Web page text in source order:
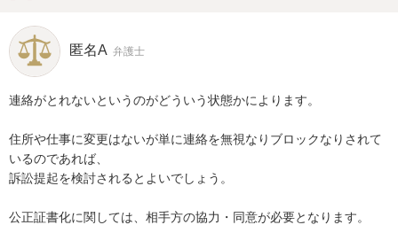
匿名A 弁護士
連絡がとれないというのがどういう状態かによります。
住所や仕事に変更はないが単に連絡を無視なりブロックなりされて
いるのであれば、
訴訟提起を検討されるとよいでしょう。
公正証書化に関しては、相手方の協力・同意が必要となります。